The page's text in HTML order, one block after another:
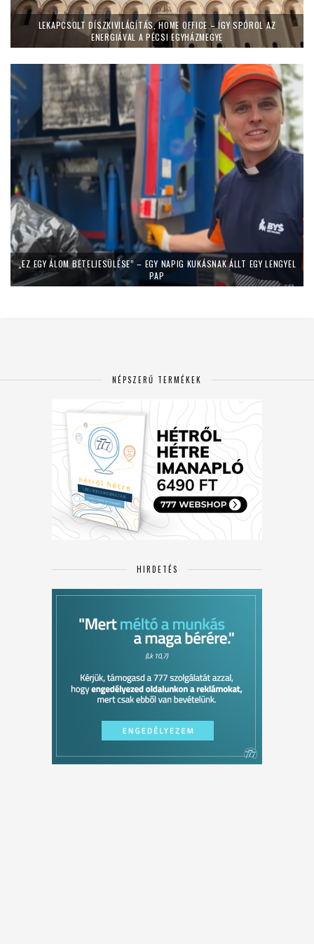
LEKAPCSOLT DÍSZKIVILÁGÍTÁS, HOME OFFICE – ÍGY SPÓROL AZ
ENERGIÁVAL A PÉCSI EGYHÁZMEGYE
„EZ EGY ÁLOM BETELJESÜLÉSE” – EGY NAPIG KUKÁSNAK ÁLLT EGY LENGYEL
PAP
NÉPSZERŰ TERMÉKEK
HIRDETÉS